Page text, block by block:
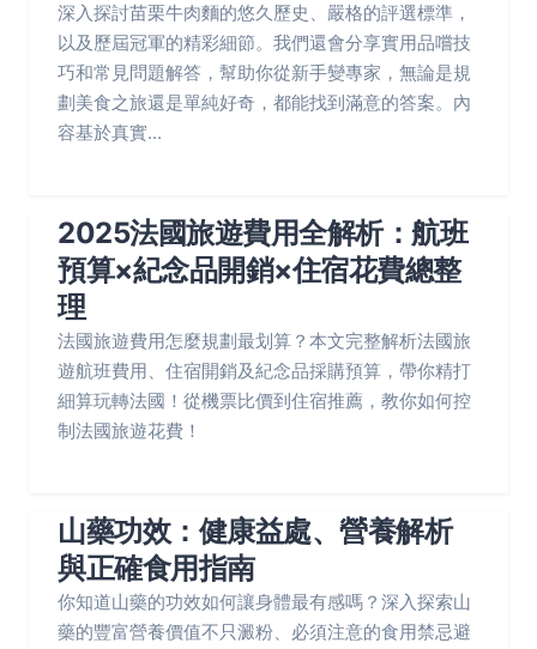
深入探討苗栗牛肉麵的悠久歷史、嚴格的評選標準，
以及歷屆冠軍的精彩細節。我們還會分享實用品嚐技
巧和常見問題解答，幫助你從新手變專家，無論是規
劃美食之旅還是單純好奇，都能找到滿意的答案。內
容基於真實...
2025法國旅遊費用全解析：航班
預算×紀念品開銷×住宿花費總整
理
法國旅遊費用怎麼規劃最划算？本文完整解析法國旅
遊航班費用、住宿開銷及紀念品採購預算，帶你精打
細算玩轉法國！從機票比價到住宿推薦，教你如何控
制法國旅遊花費！
山藥功效：健康益處、營養解析
與正確食用指南
你知道山藥的功效如何讓身體最有感嗎？深入探索山
藥的豐富營養價值不只澱粉、必須注意的食用禁忌避